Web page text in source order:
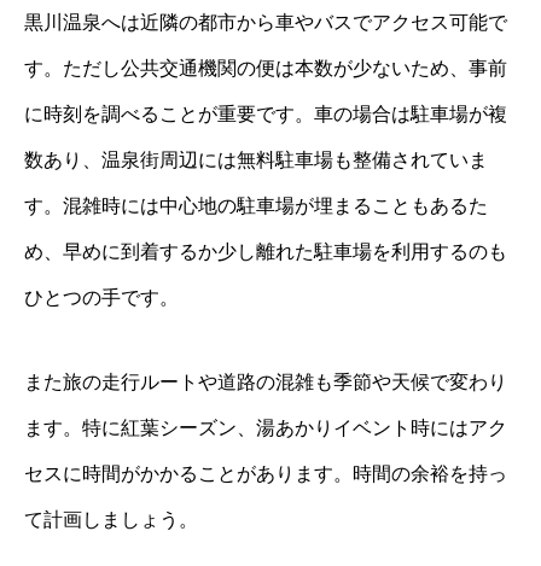
黒川温泉へは近隣の都市から車やバスでアクセス可能で
す。ただし公共交通機関の便は本数が少ないため、事前
に時刻を調べることが重要です。車の場合は駐車場が複
数あり、温泉街周辺には無料駐車場も整備されていま
す。混雑時には中心地の駐車場が埋まることもあるた
め、早めに到着するか少し離れた駐車場を利用するのも
ひとつの手です。
また旅の走行ルートや道路の混雑も季節や天候で変わり
ます。特に紅葉シーズン、湯あかりイベント時にはアク
セスに時間がかかることがあります。時間の余裕を持っ
て計画しましょう。